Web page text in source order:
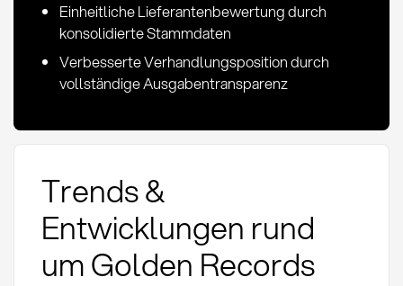
Einheitliche Lieferantenbewertung durch
konsolidierte Stammdaten
Verbesserte Verhandlungsposition durch
vollständige Ausgabentransparenz
Trends &
Entwicklungen rund
um Golden Records